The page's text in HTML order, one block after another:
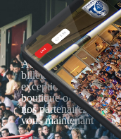
Actualités,
billetterie, remises
exceptionnelles dans
boutique officielles &
nos partenaires…
vous maintenant